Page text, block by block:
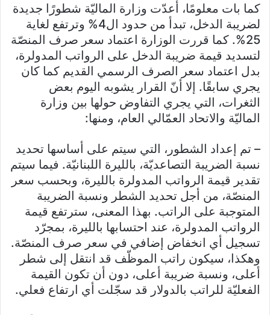
كما بات معلومًا، أعدّت وزارة الماليّة شطورًا جديدة
لضريبة الدخل، تبدأ من حدود ال4% وترتفع لغاية
25%. كما قررت الوزارة اعتماد سعر صرف المنصّة
لتسديد قيمة ضريبة الدخل على الرواتب المدولرة،
بدل اعتماد سعر الصرف الرسمي القديم كما كان
يجري سابقًا. إلا أنّ القرار يشوبه اليوم بعض
الثغرات، التي يجري التفاوض حولها بين وزارة
الماليّة والاتحاد العمّالي العام، ومنها:
– تم إعداد الشطور، التي سيتم على أساسها تحديد
نسبة الضريبة التصاعديّة، بالليرة اللبنانيّة. فيما سيتم
تقدير قيمة الرواتب المدولرة بالليرة، وبحسب سعر
المنصّة، من أجل تحديد الشطر ونسبة الضريبة
المتوجبة على الراتب. بهذا المعنى، سترتفع قيمة
الرواتب المدولرة، عند احتسابها بالليرة، بمجرّد
تسجيل أي انخفاض إضافي في سعر صرف المنصّة.
وهكذا، سيكون راتب الموظّف قد انتقل إلى شطر
أعلى، ونسبة ضريبة أعلى، دون أن تكون القيمة
الفعليّة للراتب بالدولار قد سجّلت أي ارتفاع فعلي.